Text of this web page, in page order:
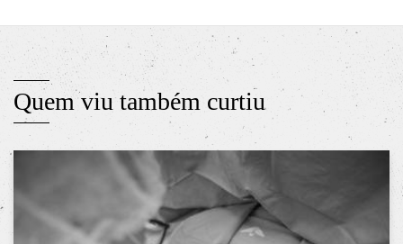
Quem viu também curtiu